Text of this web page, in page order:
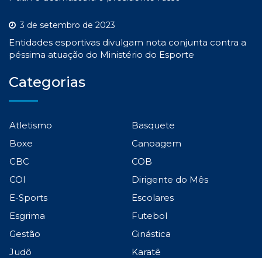
3 de setembro de 2023
Entidades esportivas divulgam nota conjunta contra a
péssima atuação do Ministério do Esporte
Categorias
Atletismo
Basquete
Boxe
Canoagem
CBC
COB
COI
Dirigente do Mês
E-Sports
Escolares
Esgrima
Futebol
Gestão
Ginástica
Judô
Karatê